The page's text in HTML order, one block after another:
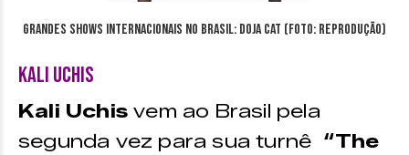
Grandes Shows Internacionais no Brasil: Doja Cat (Foto: reprodução)
Kali Uchis
Kali Uchis vem ao Brasil pela
segunda vez para sua turnê “The